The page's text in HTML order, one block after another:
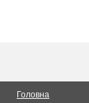
Головна